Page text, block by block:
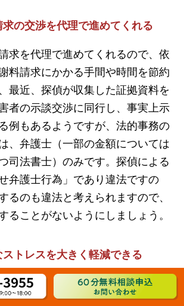
の交渉を代理で進めてくれる
求を代理で進めてくれるので、依
料請求にかかる手間や時間を節約
最近、探偵が収集した証拠資料を
者の示談交渉に同行し、事実上示
例もあるようですが、法的事務の
、弁護士（一部の金額については
司法書士）のみです。探偵による
弁護士行為」であり違法ですの
るのも違法と考えられますので、
ることがないようにしましょう。
トレスを大きく軽減できる
すると大きな精神的ストレスがか
士に依頼すると相手と直接接触す